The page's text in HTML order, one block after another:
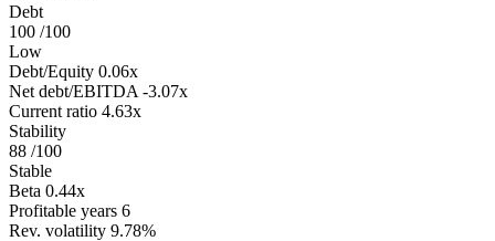
Debt
100 /100
Low
Debt/Equity 0.06x
Net debt/EBITDA -3.07x
Current ratio 4.63x
Stability
88 /100
Stable
Beta 0.44x
Profitable years 6
Rev. volatility 9.78%